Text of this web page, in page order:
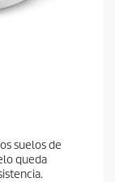
suelos de
queda